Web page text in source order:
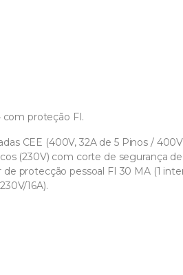
com proteção FI.
CEE (400V, 32A de 5 Pinos /
(230V) com corte de segurança
protecção pessoal FI 30 MA (1
16A).